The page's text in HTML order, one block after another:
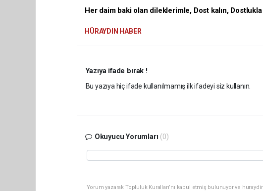
Her daim baki olan dileklerimle, Dost kalın, Dostlukla
HÜRAYDIN HABER
Yazıya ifade bırak !
Bu yazıya hiç ifade kullanılmamış ilk ifadeyi siz kullanın.
Okuyucu Yorumları (0)
Yorum yazarak Topluluk Kuralları’nı kabul etmiş bulunuyor ve